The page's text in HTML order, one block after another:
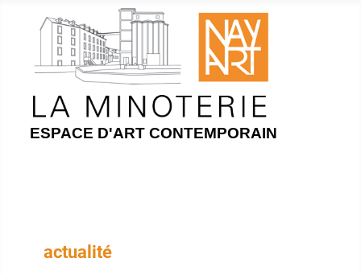
ESPACE D'ART CONTEMPORAIN
actualité